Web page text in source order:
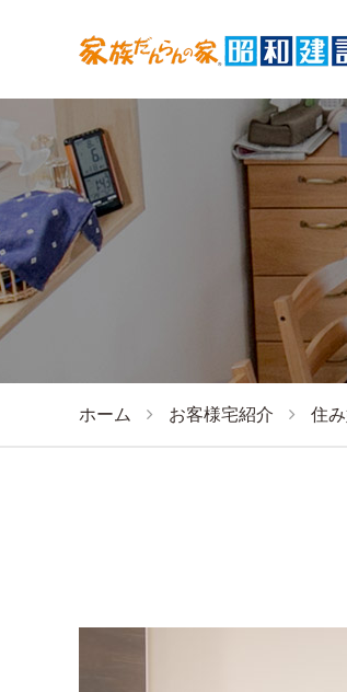
ホーム お客様宅紹介 住